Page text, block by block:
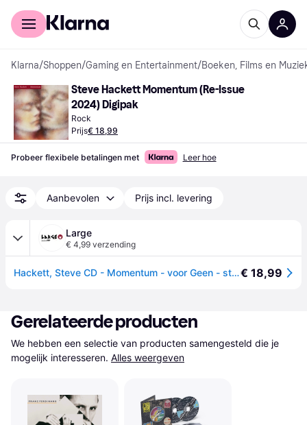
Voor shoppers
Klarna/Shoppen/Gaming en Entertainment/Boeken, Films en
Steve Hackett Momentum (Re-Issue
2024) Digipak
Rock
Prijs€ 18,99
Probeer flexibele betalingen met Leer hoe
Aanbevolen Prijs incl. levering
Large
€ 4,99 verzending
Hackett, Steve CD - Momentum - voor Geen - standaard - Standard€ 18,99
Gerelateerde producten
We hebben een selectie van producten samengesteld die je
mogelijk interesseren. Alles weergeven